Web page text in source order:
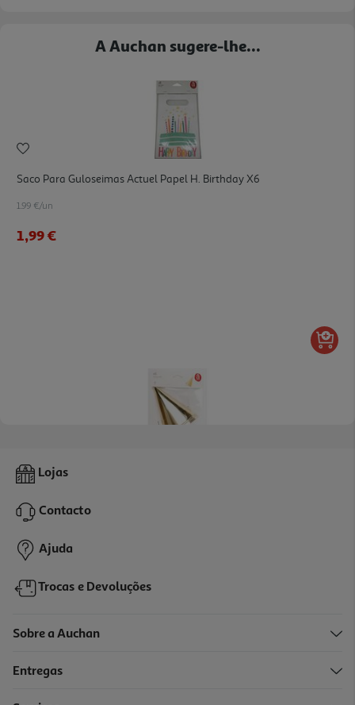
A Auchan sugere-lhe...
Saco Para Guloseimas Actuel Papel H. Birthday X6
1.99 €/un
1,99 €
Chapéu Cartão Actuel Golden Party 6un
1,99 €
Lojas
Contacto
Ajuda
Trocas e Devoluções
Sobre a Auchan
Entregas